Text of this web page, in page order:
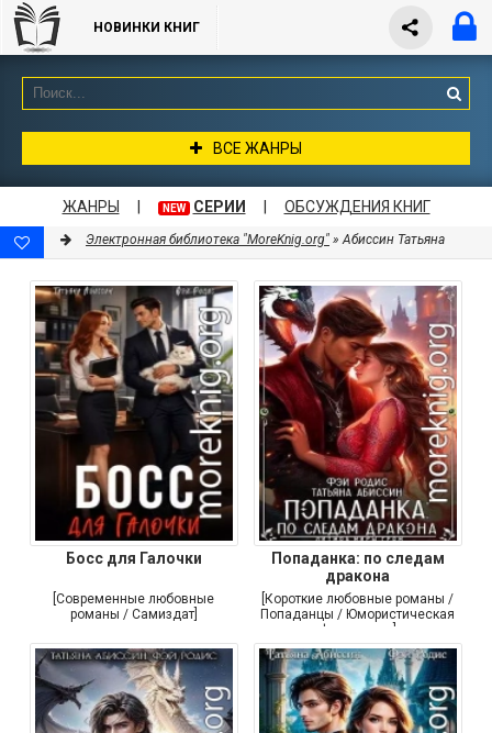
НОВИНКИ КНИГ
ВСЕ ЖАНРЫ
ЖАНРЫ NEW СЕРИИ ОБСУЖДЕНИЯ КНИГ
Электронная библиотека "MoreKnig.org" » Абиссин Татьяна
Босс для Галочки
[Современные любовные
романы / Самиздат]
Попаданка: по следам
дракона
[Короткие любовные романы /
Попаданцы / Юмористическая
фантастика]